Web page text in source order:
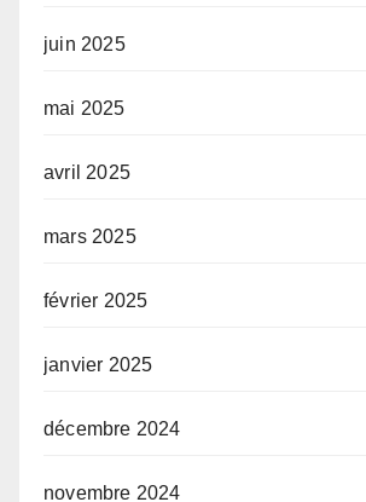
juin 2025
mai 2025
avril 2025
mars 2025
février 2025
janvier 2025
décembre 2024
novembre 2024